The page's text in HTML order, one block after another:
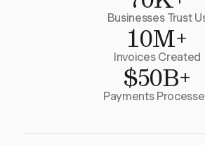
Businesses Trust
10M+
Invoices Created
$50B+
Payments